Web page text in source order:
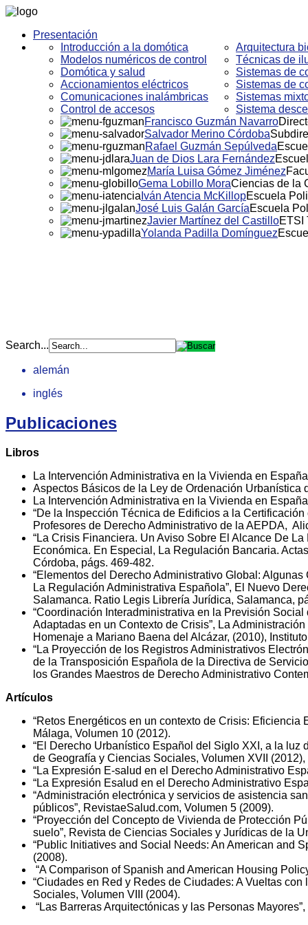
Presentación
Introducción a la domótica
Modelos numéricos de control
Domótica y salud
Accionamientos eléctricos
Comunicaciones inalámbricas
Control de accesos
Arquitectura
Técnicas de
Sistemas de
Sistemas de
Sistemas
Sistema
Francisco Guzmán Navarro
Salvador Merino Córdoba
Rafael Guzmán Sepúlveda
Juan de Dios Lara Fernández
María Luisa Gómez Jiménez
Gema Lobillo MoraCiencias de la
Iván Atencia McKillopEscuela
José Luis Galán GarcíaEscuela
Javier Martínez del CastilloETSI
Yolanda Padilla Domínguez
Search...
alemán
inglés
Publicaciones
Libros
La Intervención Administrativa en la Vivienda en
Aspectos Básicos de la Ley de Ordenación
La Intervención Administrativa en la Vivienda en
“De la Inspección Técnica de Edificios a la
Profesores de Derecho Administrativo de la AEPDA,
“La Crisis Financiera. Un Aviso Sobre El Alcance De
Económica. En Especial, La Regulación Bancaria.
Córdoba, págs. 469-482.
“Elementos del Derecho Administrativo Global:
La Regulación Administrativa Española”, El Nuevo
Salamanca. Ratio Legis Librería Jurídica, Salamanca,
“Coordinación Interadministrativa en la Previsión
Adaptadas en un Contexto de Crisis”, La
Homenaje a Mariano Baena del Alcázar, (2010),
“La Proyección de los Registros Administrativos
de la Transposición Española de la Directiva de
los Grandes Maestros de Derecho Administrativo
Artículos
“Retos Energéticos en un contexto de Crisis:
Málaga, Volumen 10 (2012).
“El Derecho Urbanístico Español del Siglo XXI, a la
de Geografía y Ciencias Sociales, Volumen XVII
“La Expresión E-salud en el Derecho Administrativo
“La Expresión Esalud en el Derecho Administrativo
“Administración electrónica y servicios de asistencia
públicos”, RevistaeSalud.com, Volumen 5 (2009).
“Proyección del Concepto de Vivienda de Protección
suelo”, Revista de Ciencias Sociales y Jurídicas de la
“Public Initiatives and Social Needs: An American and
(2008).
“A Comparison of Spanish and American Housing
“Ciudades en Red y Redes de Ciudades: A Vueltas
Sociales, Volumen VIII (2004).
“Las Barreras Arquitectónicas y las Personas